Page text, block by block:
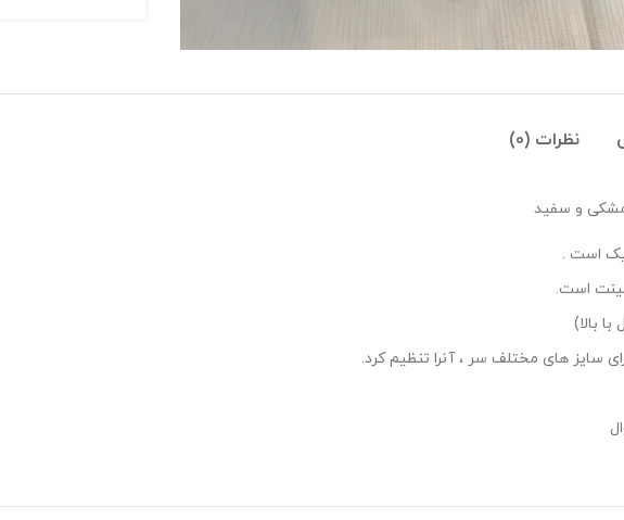
بزرگنمایی تصویر
نظرات (0)
مشکی و سفید
یک است .
است.
سایز های مختلف سر ، آنرا تنظیم کرد.